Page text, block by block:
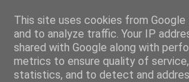
This site uses cookies from
and to analyze traffic. Your IP
shared with Google along with
metrics to ensure quality of
statistics, and to detect and